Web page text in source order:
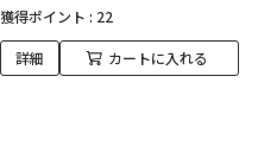
獲得ポイント : 22
詳細 カートに入れる